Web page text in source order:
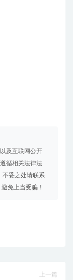
及互联网公开
循相关法律法
不妥之处请联系
免上当受骗！
上一篇